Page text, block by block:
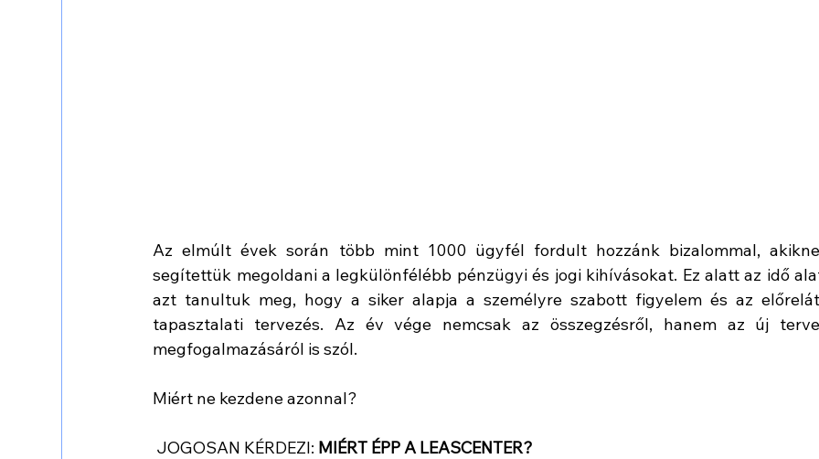
Az elmúlt évek során több mint 1000 ügyfél fordult hozzánk bizalommal,
segítettük megoldani a legkülönfélébb pénzügyi és jogi kihívásokat. Ez alatt az idő
azt tanultuk meg, hogy a siker alapja a személyre szabott figyelem és az
tapasztalati tervezés. Az év vége nemcsak az összegzésről, hanem az új
megfogalmazásáról is szól.
Miért ne kezdene azonnal?
JOGOSAN KÉRDEZI: MIÉRT ÉPP A LEASCENTER?